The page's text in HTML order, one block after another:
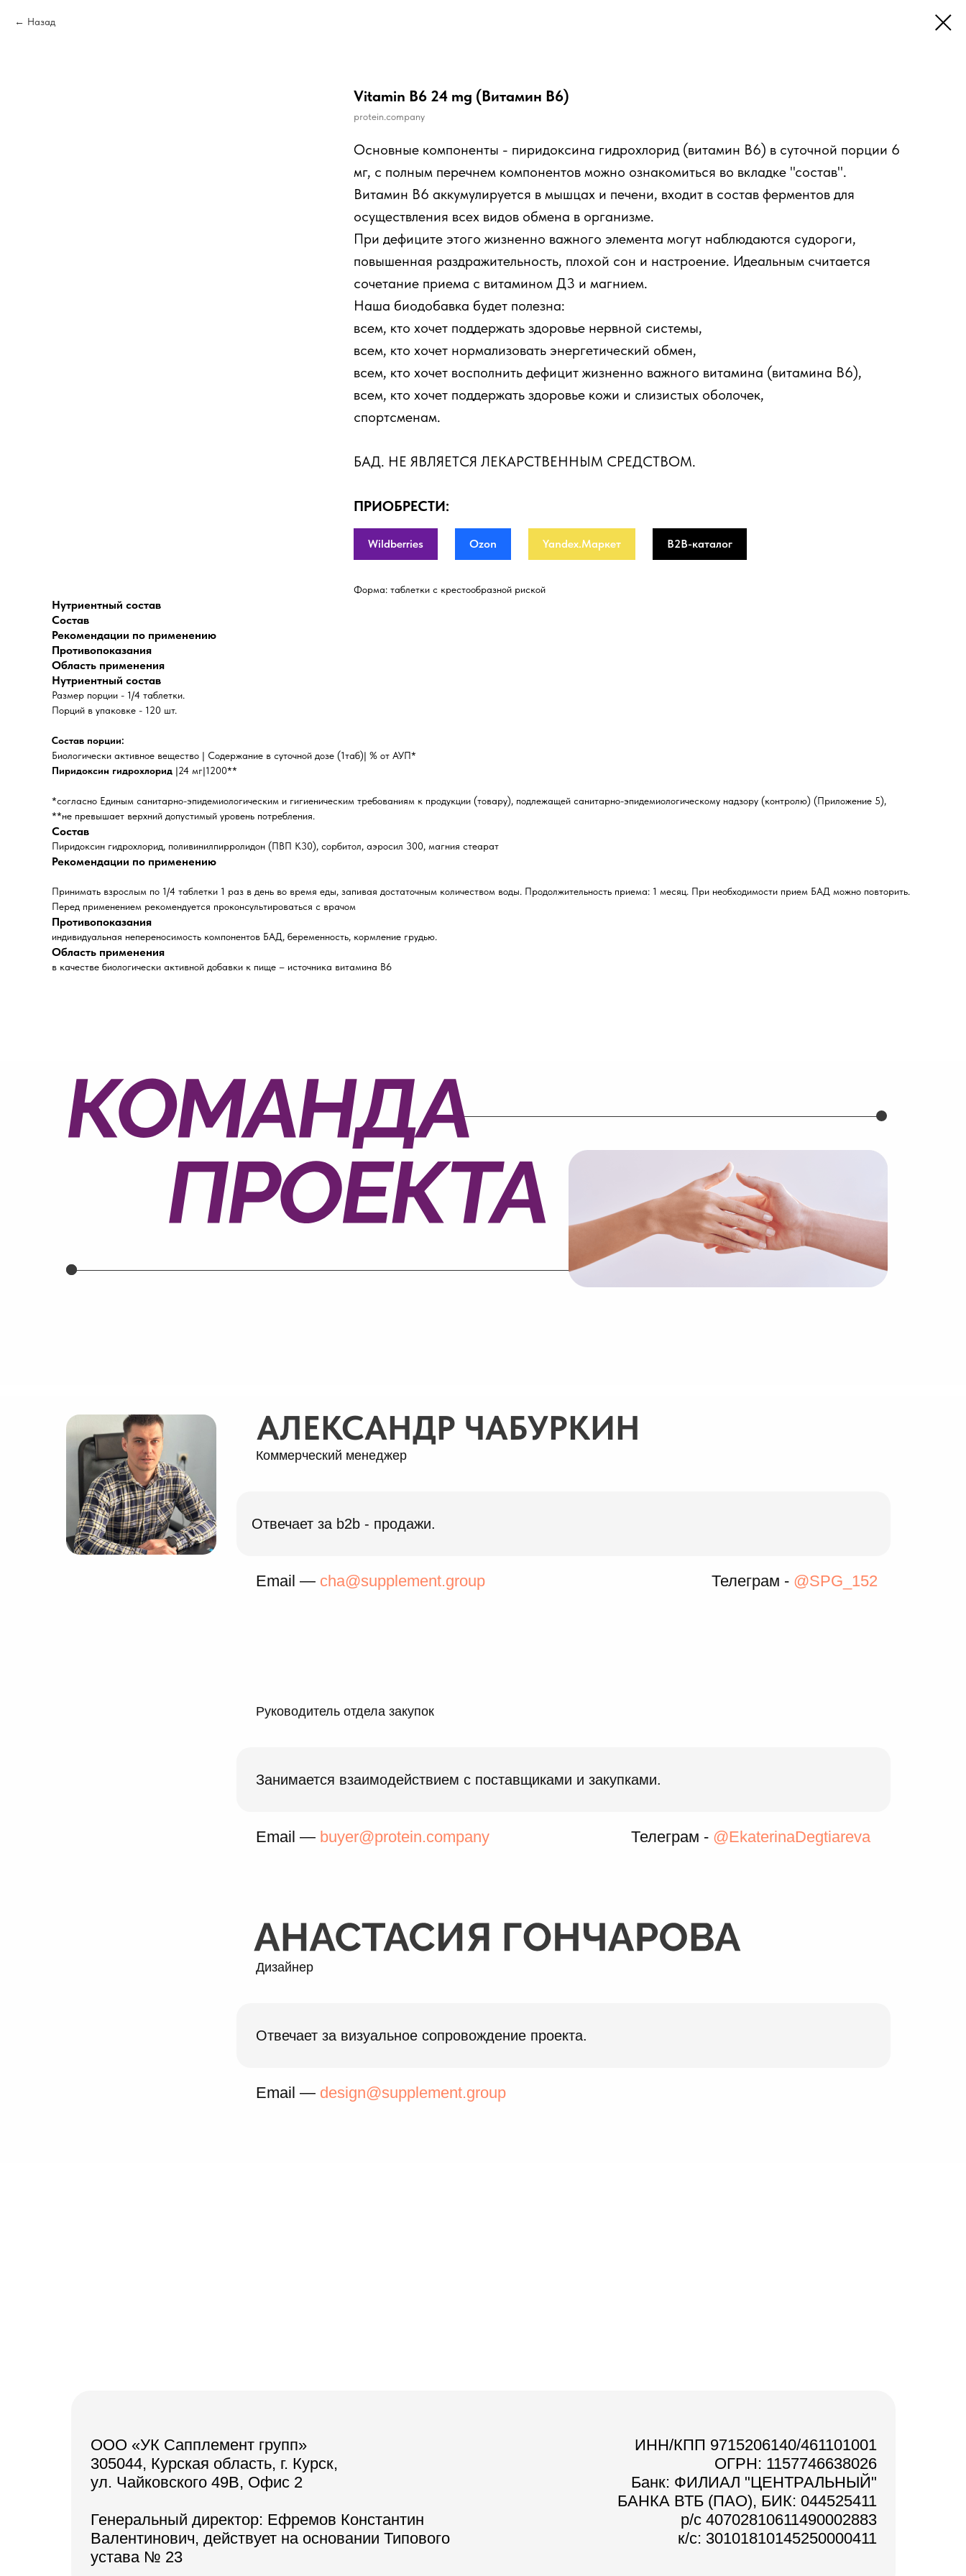
Назад
Vitamin B6 24 mg (Витамин В6)
protein.company
Основные компоненты - пиридоксина гидрохлорид (витамин В6) в суточной порции 6
мг, с полным перечнем компонентов можно ознакомиться во вкладке "состав".
Витамин В6 аккумулируется в мышцах и печени, входит в состав ферментов для
осуществления всех видов обмена в организме.
При дефиците этого жизненно важного элемента могут наблюдаются судороги,
повышенная раздражительность, плохой сон и настроение. Идеальным считается
сочетание приема с витамином Д3 и магнием.
Наша биодобавка будет полезна:
всем, кто хочет поддержать здоровье нервной системы,
всем, кто хочет нормализовать энергетический обмен,
всем, кто хочет восполнить дефицит жизненно важного витамина (витамина В6),
всем, кто хочет поддержать здоровье кожи и слизистых оболочек,
спортсменам.
БАД. НЕ ЯВЛЯЕТСЯ ЛЕКАРСТВЕННЫМ СРЕДСТВОМ.
ПРИОБРЕСТИ:
Wildberries Ozon Yandex.Маркет B2B-каталог
Форма: таблетки с крестообразной риской
Нутриентный состав
Состав
Рекомендации по применению
Противопоказания
Область применения
Нутриентный состав
Размер порции - 1/4 таблетки.
Порций в упаковке - 120 шт.
Состав порции:
Биологически активное вещество | Содержание в суточной дозе (1таб)| % от АУП*
Пиридоксин гидрохлорид |24 мг|1200**
*согласно Единым санитарно-эпидемиологическим и гигиеническим требованиям к продукции (товару), подлежащей санитарно-эпидемиологическому надзору (контролю) (Приложение 5),
**не превышает верхний допустимый уровень потребления.
Состав
Пиридоксин гидрохлорид, поливинилпирролидон (ПВП К30), сорбитол, аэросил 300, магния стеарат
Рекомендации по применению
Принимать взрослым по 1/4 таблетки 1 раз в день во время еды, запивая достаточным количеством воды. Продолжительность приема: 1 месяц. При необходимости прием БАД можно повторить.
Перед применением рекомендуется проконсультироваться с врачом
Противопоказания
индивидуальная непереносимость компонентов БАД, беременность, кормление грудью.
Область применения
в качестве биологически активной добавки к пище – источника витамина В6
Коммерческий менеджер
Отвечает за b2b - продажи.
Email — cha@supplement.group
АЛЕКСАНДР ЧАБУРКИН
Телеграм - @SPG_152
Руководитель отдела закупок
Занимается взаимодействием с поставщиками и закупками.
Email — buyer@protein.company Телеграм - @EkaterinaDegtiareva
Дизайнер
Отвечает за визуальное сопровождение проекта.
Email — design@supplement.group
ООО «УК Сапплемент групп»
305044, Курская область, г. Курск,
ул. Чайковского 49В, Офис 2
Генеральный директор: Ефремов Константин
Валентинович, действует на основании Типового
устава № 23
ИНН/КПП 9715206140/461101001
ОГРН: 1157746638026
Банк: ФИЛИАЛ "ЦЕНТРАЛЬНЫЙ"
БАНКА ВТБ (ПАО), БИК: 044525411
р/с 40702810611490002883
к/с: 30101810145250000411